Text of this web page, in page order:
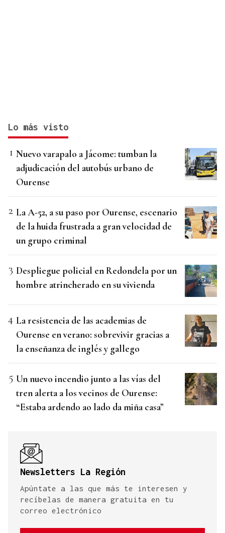
Lo más visto
Nuevo varapalo a Jácome: tumban la
adjudicación del autobús urbano de
Ourense
La A-52, a su paso por Ourense, escenario
de la huida frustrada a gran velocidad de
un grupo criminal
Despliegue policial en Redondela por un
hombre atrincherado en su vivienda
La resistencia de las academias de
Ourense en verano: sobrevivir gracias a
la enseñanza de inglés y gallego
Un nuevo incendio junto a las vías del
tren alerta a los vecinos de Ourense:
“Estaba ardendo ao lado da miña casa”
Newsletters La Región
Apúntate a las que más te interesen y
recíbelas de manera gratuita en tu
correo electrónico